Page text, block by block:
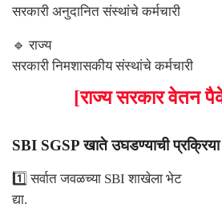
सरकारी अनुदानित संस्थांचे कर्मचारी
🔹 राज्य
सरकारी निमशासकीय संस्थांचे कर्मचारी
[राज्य सरकार वेतन
SBI SGSPखाते उघडण्याची प्रक्रिया
1️⃣सर्वात जवळच्या SBIशाखेला भेट
द्या.